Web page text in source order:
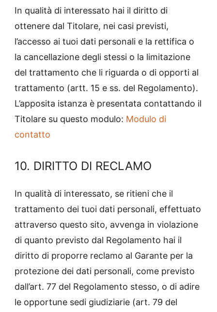
In qualità di interessato hai il diritto di
ottenere dal Titolare, nei casi previsti,
l’accesso ai tuoi dati personali e la rettifica o
la cancellazione degli stessi o la limitazione
del trattamento che li riguarda o di opporti al
trattamento (artt. 15 e ss. del Regolamento).
L’apposita istanza è presentata contattando il
Titolare su questo modulo: Modulo di
contatto
10. DIRITTO DI RECLAMO
In qualità di interessato, se ritieni che il
trattamento dei tuoi dati personali, effettuato
attraverso questo sito, avvenga in violazione
di quanto previsto dal Regolamento hai il
diritto di proporre reclamo al Garante per la
protezione dei dati personali, come previsto
dall’art. 77 del Regolamento stesso, o di adire
le opportune sedi giudiziarie (art. 79 del